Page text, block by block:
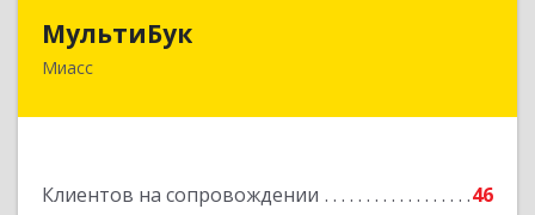
МультиБук
Миасс
Клиентов на сопровождении
46
456318, Челябинская обл, Миасс г, Жуковского